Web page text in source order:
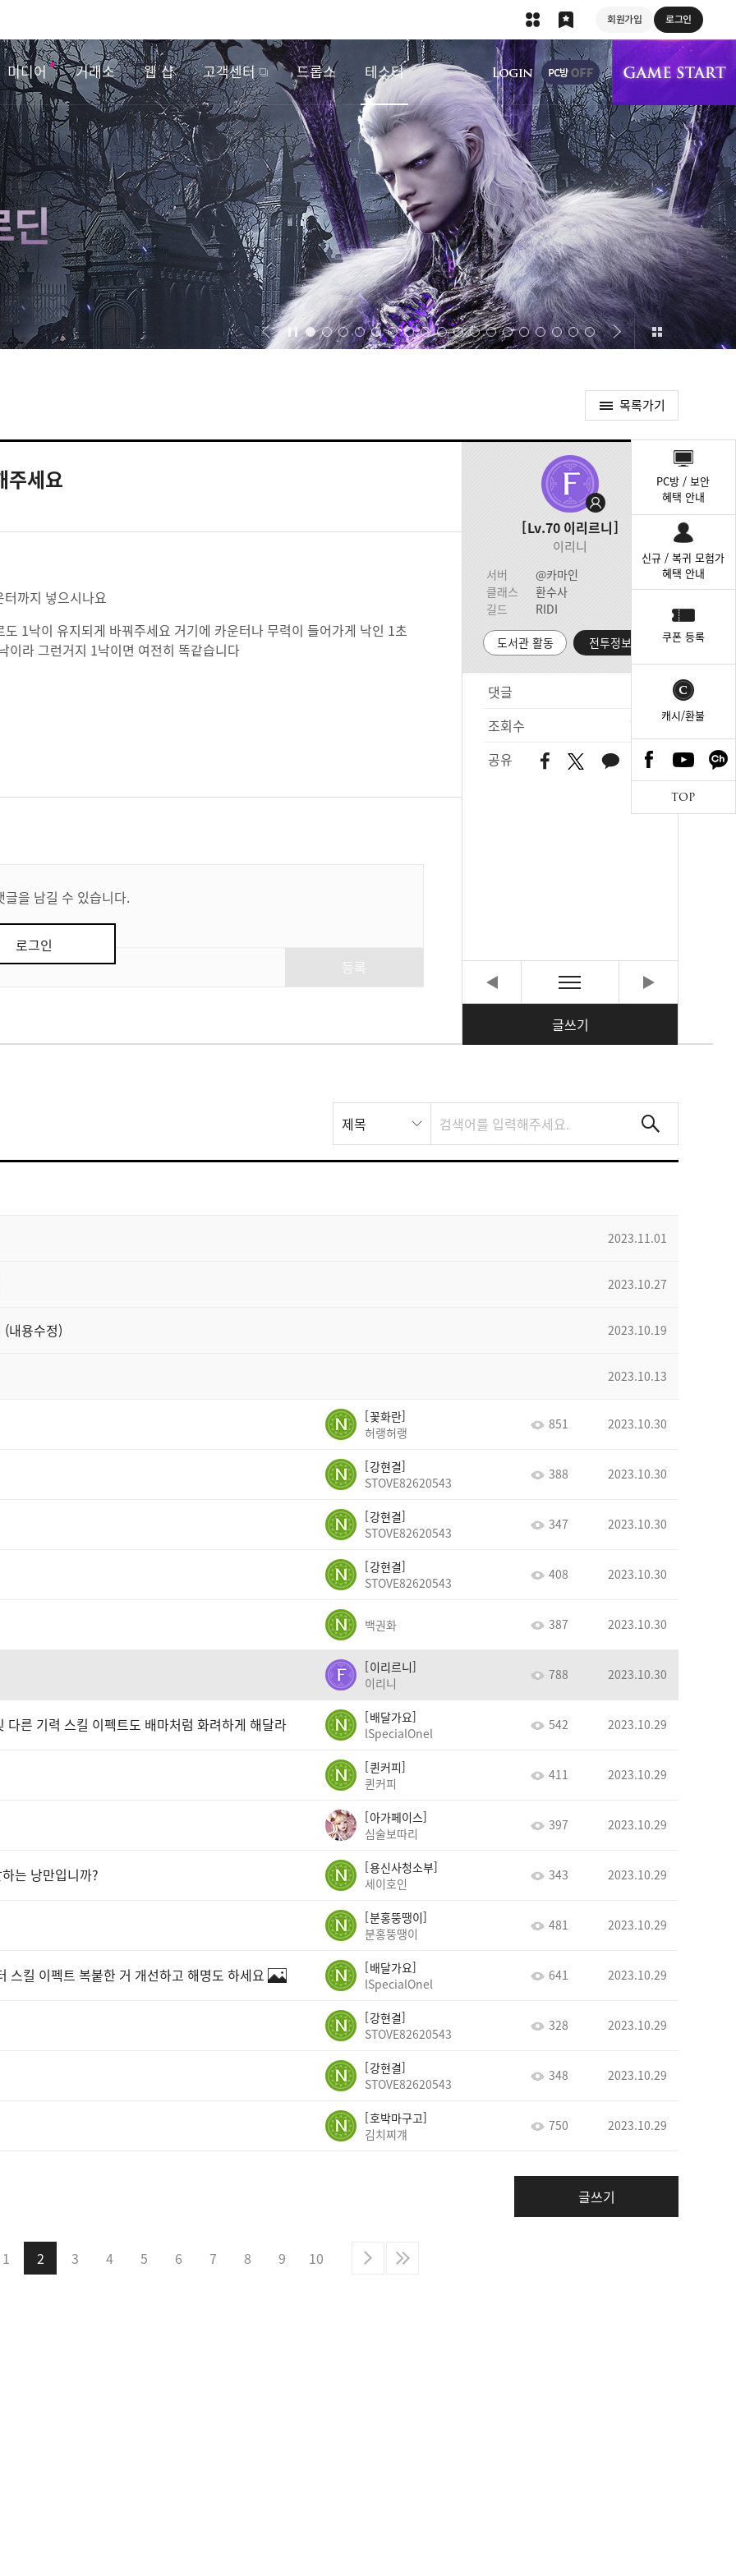
회원가입 로그인
미디어 거래소 웹 샵 고객센터 드롭스 테스터
상단 메뉴
목록가기
주세요
Lv.70 이리르니
이리니
서버
@카마인
클래스
환수사
길드
RIDI
도서관 활동 전투정보실
댓글
조회수
788
공유
글쓰기
까지 넣으시나요
1낙이 유지되게 바꿔주세요 거기에 카운터나 무력이 들어가게 낙인 1초
이라 그런거지 1낙이면 여전히 똑같습니다
글을 남길 수 있습니다.
로그인
스
트
제목
2023.11.01
2023.10.27
내용수정) 2023.10.19
2023.10.13
꽃화란
허랭허랭
851 2023.10.30
강현결
STOVE82620543
388 2023.10.30
강현결
STOVE82620543
347 2023.10.30
강현결
STOVE82620543
408 2023.10.30
백권화 387 2023.10.30
이리르니
이리니
788 2023.10.30
른 기력 스킬 이펙트도 배마처럼 화려하게 해달라
배달가요
lSpecialOnel
542 2023.10.29
퀸커피
퀸커피
411 2023.10.29
아가페이스
심술보따리
397 2023.10.29
는 낭만입니까?
용신사청소부
세이호인
343 2023.10.29
분홍뚱땡이
분홍뚱땡이
481 2023.10.29
스킬 이펙트 복붙한 거 개선하고 해명도 하세요
배달가요
lSpecialOnel
641 2023.10.29
강현결
STOVE82620543
328 2023.10.29
강현결
STOVE82620543
348 2023.10.29
호박마구고
김치찌걔
750 2023.10.29
글쓰기
1 2 3 4 5 6 7 8 9 10
PC방 / 보안
혜택 안내
신규 / 복귀 모험가
혜택 안내
쿠폰 등록
캐시/환불
TOP